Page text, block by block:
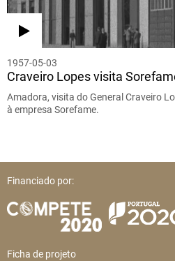
1957-05-03
Craveiro Lopes visita
Amadora, visita do General Craveiro
à empresa Sorefame.
Financiado por:
Ficha de projeto